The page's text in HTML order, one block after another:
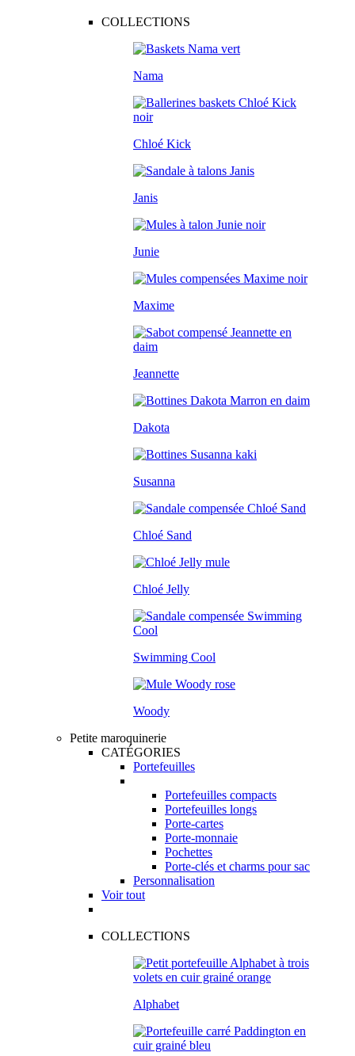
COLLECTIONS
Nama
Chloé Kick
Janis
Junie
Maxime
Jeannette
Dakota
Susanna
Chloé Sand
Chloé Jelly
Swimming Cool
Woody
Petite maroquinerie
CATÉGORIES
Portefeuilles
Portefeuilles compacts
Portefeuilles longs
Porte-cartes
Porte-monnaie
Pochettes
Porte-clés et charms pour sac
Personnalisation
Voir tout
COLLECTIONS
Alphabet